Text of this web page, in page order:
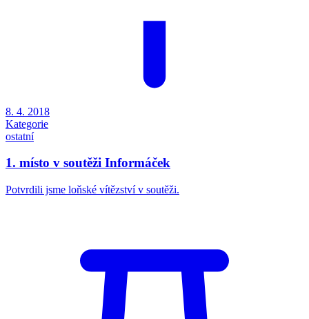
8. 4. 2018
Kategorie
ostatní
1. místo v soutěži Informáček
Potvrdili jsme loňské vítězství v soutěži.